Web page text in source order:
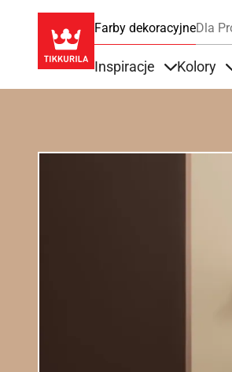
Farby dekoracyjneDla
Inspiracje Kolory